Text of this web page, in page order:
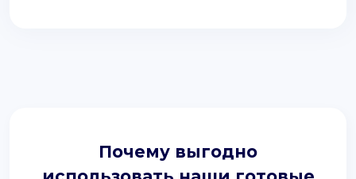
Почему выгодно